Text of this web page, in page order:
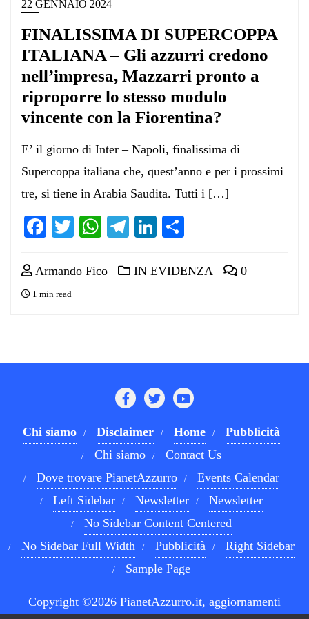
22 GENNAIO 2024
FINALISSIMA DI SUPERCOPPA
ITALIANA – Gli azzurri credono
nell’impresa, Mazzarri pronto a
riproporre lo stesso modulo
vincente con la Fiorentina?
E’ il giorno di Inter – Napoli, finalissima di
Supercoppa italiana che, quest’anno e per i prossimi
tre, si tiene in Arabia Saudita. Tutti i […]
Facebook
TwitterWhatsApp
Telegram
LinkedIn
Armando Fico IN EVIDENZA 0
1 min read
Chi siamo Disclaimer Home
Pubblicità
Chi siamo
Contact Us
Dove trovare PianetAzzurro
Events Calendar
Left Sidebar
Newsletter
Newsletter
No Sidebar Content Centered
No Sidebar Full Width
Pubblicità
Right Sidebar
Sample Page
Copyright ©2026 PianetAzzurro.it, aggiornamenti